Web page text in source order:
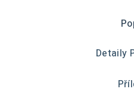
Detaily